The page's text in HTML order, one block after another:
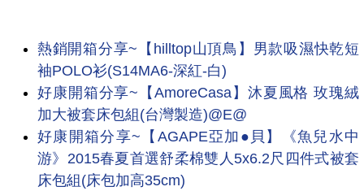
熱銷開箱分享~【hilltop山頂鳥】男款吸濕快乾短
袖POLO衫(S14MA6-深紅-白)
好康開箱分享~【AmoreCasa】沐夏風格 玫瑰絨
加大被套床包組(台灣製造)@E@
好康開箱分享~【AGAPE亞加●貝】《魚兒水中
游》2015春夏首選舒柔棉雙人5x6.2尺四件式被套
床包組(床包加高35cm)